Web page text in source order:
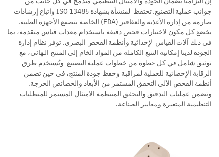
جوانب عملية التصنيع. تحتفظ المنشأة بشهادة ISO 13485 واتباع إرشادات
صارمة من إدارة الأغذية والعقاقير (FDA) الخاصة بتصنيع الأجهزة الطبية.
يخضع كل مكون لاختبارات فحص دقيقة باستخدام معدات قياس متقدمة، بما
في ذلك آلات القياس الإحداثية وأنظمة الفحص البصري. توفر نظام إدارة
الجودة لدينا إمكانية التتبع الكاملة من المواد الخام إلى المنتج النهائي، مع
توثيق شامل في كل خطوة من خطوات عملية التصنيع. وتُستخدم طرق
الرقابة الإحصائية للعملية لمراقبة وحفظ جودة المنتج، في حين تضمن
أنظمة الفحص الآلي التحقق المستمر من الأبعاد والخصائص الحرجة.
وتضمن عمليات التدقيق والتحقق المنتظمة الامتثال المستمر للمتطلبات
التنظيمية المتغيرة ومعايير الصناعة.